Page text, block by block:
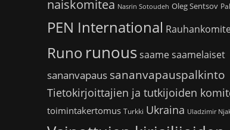
naiskomitea Nasrin Sotoudeh Oleg Sentsov
PEN International
Runo runoussaamesaamelaiset
sananvapaus sananvapauspalkinto
Tietokirjoittajien ja tutkijoiden
toimintakertomus Turkki Ukraina Uladzimir